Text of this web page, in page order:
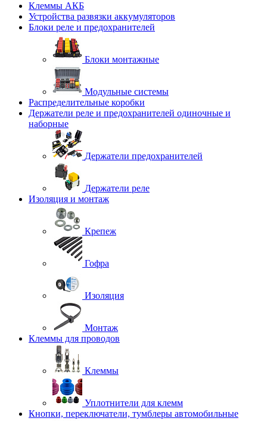
Клеммы АКБ
Устройства развязки аккумуляторов
Блоки реле и предохранителей
Блоки монтажные
Модульные системы
Распределительные коробки
Держатели реле и предохранителей одиночные и
наборные
Держатели предохранителей
Держатели реле
Изоляция и монтаж
Крепеж
Гофра
Изоляция
Монтаж
Клеммы для проводов
Клеммы
Уплотнители для клемм
Кнопки, переключатели, тумблеры автомобильные